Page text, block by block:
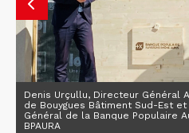
Denis Urçullu, Directeur Général
de Bouygues Bâtiment Sud-Est
Général de la Banque Populaire
BPAURA